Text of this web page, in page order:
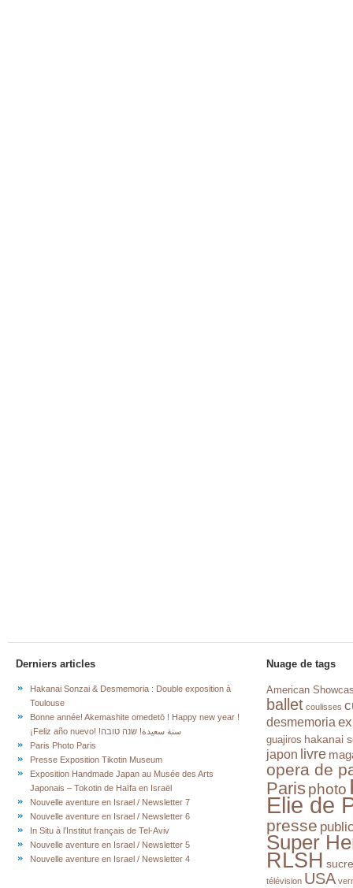
Derniers articles
Hakanai Sonzai & Desmemoria : Double exposition à
Toulouse
Bonne année! Akemashite omedetō ! Happy new year !
¡Feliz año nuevo! !سنة سعيدة! שנה טובה
Paris Photo Paris
Presse Exposition Tikotin Museum
Exposition Handmade Japan au Musée des Arts
Japonais – Tokotin de Haïfa en Israël
Nouvelle aventure en Israel / Newsletter 7
Nouvelle aventure en Israel / Newsletter 6
In Situ à l’Institut français de Tel-Aviv
Nouvelle aventure en Israel / Newsletter 5
Nouvelle aventure en Israel / Newsletter 4
Nuage de tags
American
ballet coulisses
desmemoria
guajiros hakanai
japon livre
opera de
Paris photo
Elie de
presse
Super
RLSH sucre
télévision USA